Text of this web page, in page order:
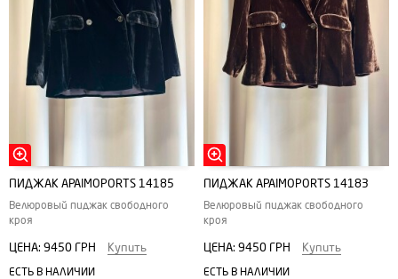
ПИДЖАК APAIMOPORTS 14185
Велюровый пиджак свободного
кроя
ЦЕНА: 9450 ГРН Купить
ЕСТЬ В НАЛИЧИИ
ПИДЖАК APAIMOPORTS 14183
Велюровый пиджак свободного
кроя
ЦЕНА: 9450 ГРН Купить
ЕСТЬ В НАЛИЧИИ